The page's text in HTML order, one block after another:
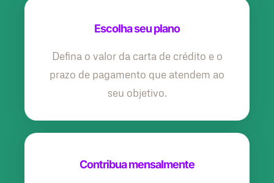
Escolha seu plano
Defina o valor da carta de crédito e o
prazo de pagamento que atendem ao
seu objetivo.
Contribua mensalmente